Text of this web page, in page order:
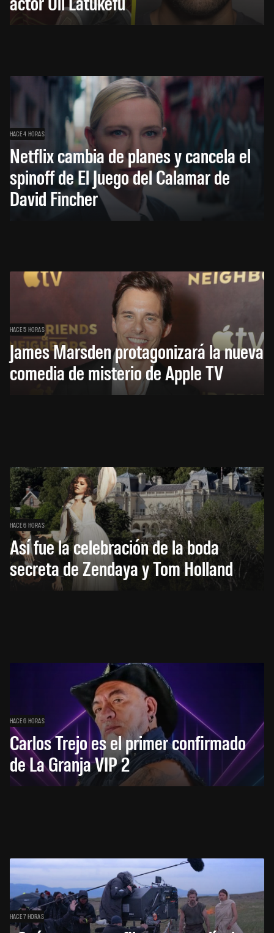
HACE 4 HORAS
Netflix cambia de planes y cancela el
spinoff de El Juego del Calamar de
David Fincher
HACE 5 HORAS
James Marsden protagonizará la nueva
comedia de misterio de Apple TV
HACE 6 HORAS
Así fue la celebración de la boda
secreta de Zendaya y Tom Holland
HACE 6 HORAS
Carlos Trejo es el primer confirmado
de La Granja VIP 2
HACE 7 HORAS